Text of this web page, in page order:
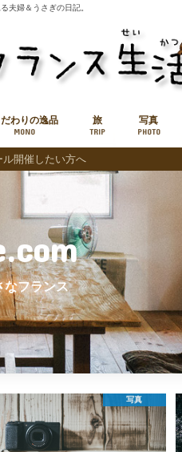
夫婦＆うさぎの日記。
わりの逸品
MONO
旅
TRIP
小旅
中旅
写真
PHOTO
開催したい方へ
なフランス
家づくり